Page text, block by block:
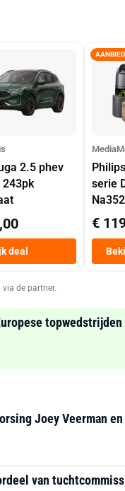
2.5 phev
243pk
deal
serie
Mand
Zwart
€
de partner.
Joey Veerman
van